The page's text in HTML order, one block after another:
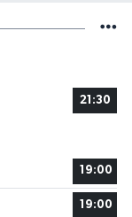
21:30
19:00
19:00